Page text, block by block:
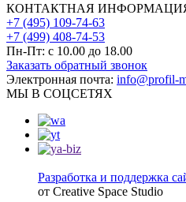
КОНТАКТНАЯ
+7 (495) 109-74-63
+7 (499) 408-74-53
Пн-Пт: с 10.00 до 18.00
Заказать обратный звонок
Электронная почта: info@profil-
МЫ В СОЦСЕТЯХ
Разработка и поддержка
от Creative Space Studio